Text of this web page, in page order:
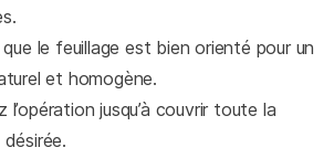
le feuillage est bien orienté pour un
et homogène.
l’opération jusqu’à couvrir toute la